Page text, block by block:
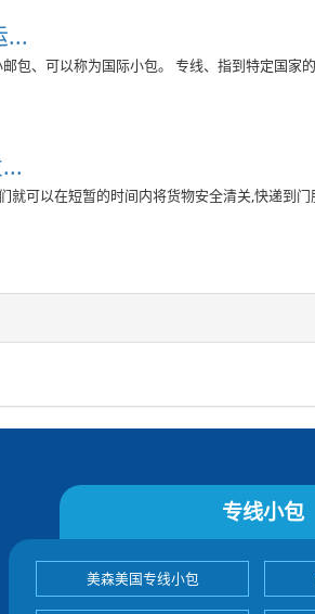
...
包、可以称为国际小包。 专线、指到特定国家
就可以在短暂的时间内将货物安全清关,快递到门
专线小包
美森美国专线小包